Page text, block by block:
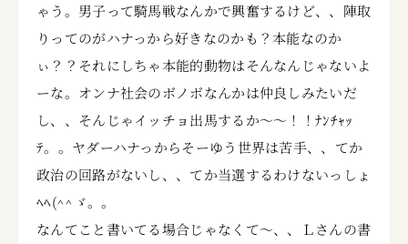
ゃう。男子って騎馬戦なんかで興奮するけど、、陣取
りってのがハナっから好きなのかも？本能なのか
ぃ？？それにしちゃ本能的動物はそんなんじゃないよ
ーな。オンナ社会のボノボなんかは仲良しみたいだ
し、、そんじゃイッチョ出馬するか～～！！ﾅﾝﾁｬｯ
ﾃ。。ヤダーハナっからそーゆう世界は苦手、、てか
政治の回路がないし、、てか当選するわけないっしょ
ﾍﾍ(^^ゞ。。
なんてこと書いてる場合じゃなくて～、、Ｌさんの書